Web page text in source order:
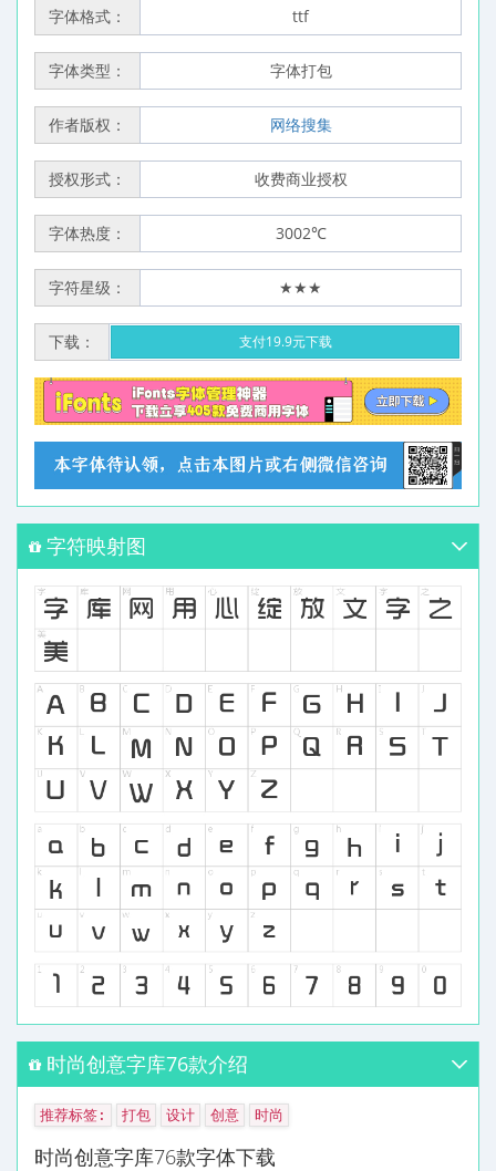
字体格式： ttf
字体类型： 字体打包
作者版权： 网络搜集
授权形式： 收费商业授权
字体热度： 3002℃
字符星级： ★★★
下载： 支付19.9元下载
字符映射图
时尚创意字库76款介绍
推荐标签: 打包 设计 创意 时尚
时尚创意字库76款字体下载